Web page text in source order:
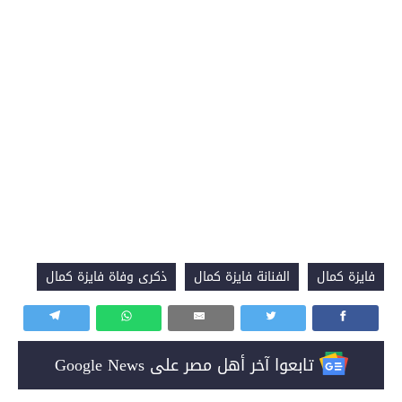
فايزة كمال الفنانة فايزة كمال ذكرى وفاة فايزة كمال
تابعوا آخر أهل مصر على Google News